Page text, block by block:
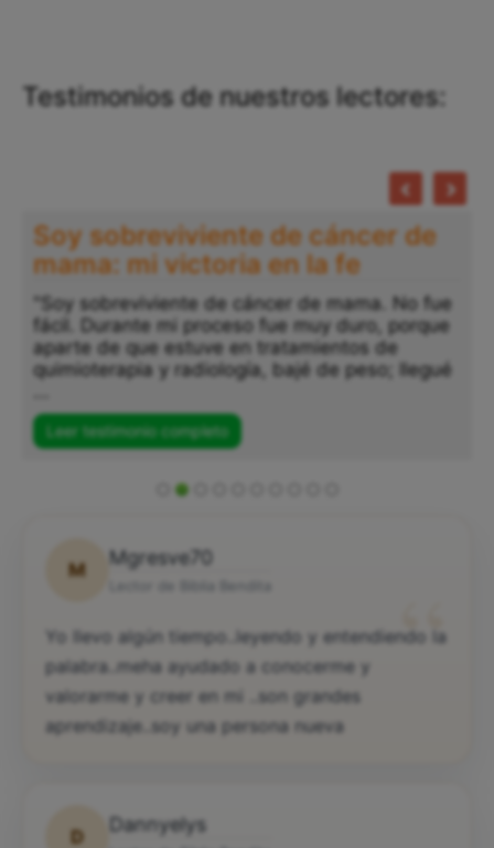
Testimonios de nuestros lectores:
Soy sobreviviente de cáncer de
mama: mi victoria en la fe
"Soy sobreviviente de cáncer de mama. No fue
fácil. Durante mi proceso fue muy duro, porque
aparte de que estuve en tratamientos de
quimioterapia y radiología, bajé de peso; llegué
Leer testimonio completo
M
Mgresve70
“
Yo llevo algún tiempo..leyendo y entendiendo la
palabra..meha ayudado a conocerme y
valorarme y creer en mi ..son grandes
aprendizaje..soy una persona nueva
D
Dannyelys